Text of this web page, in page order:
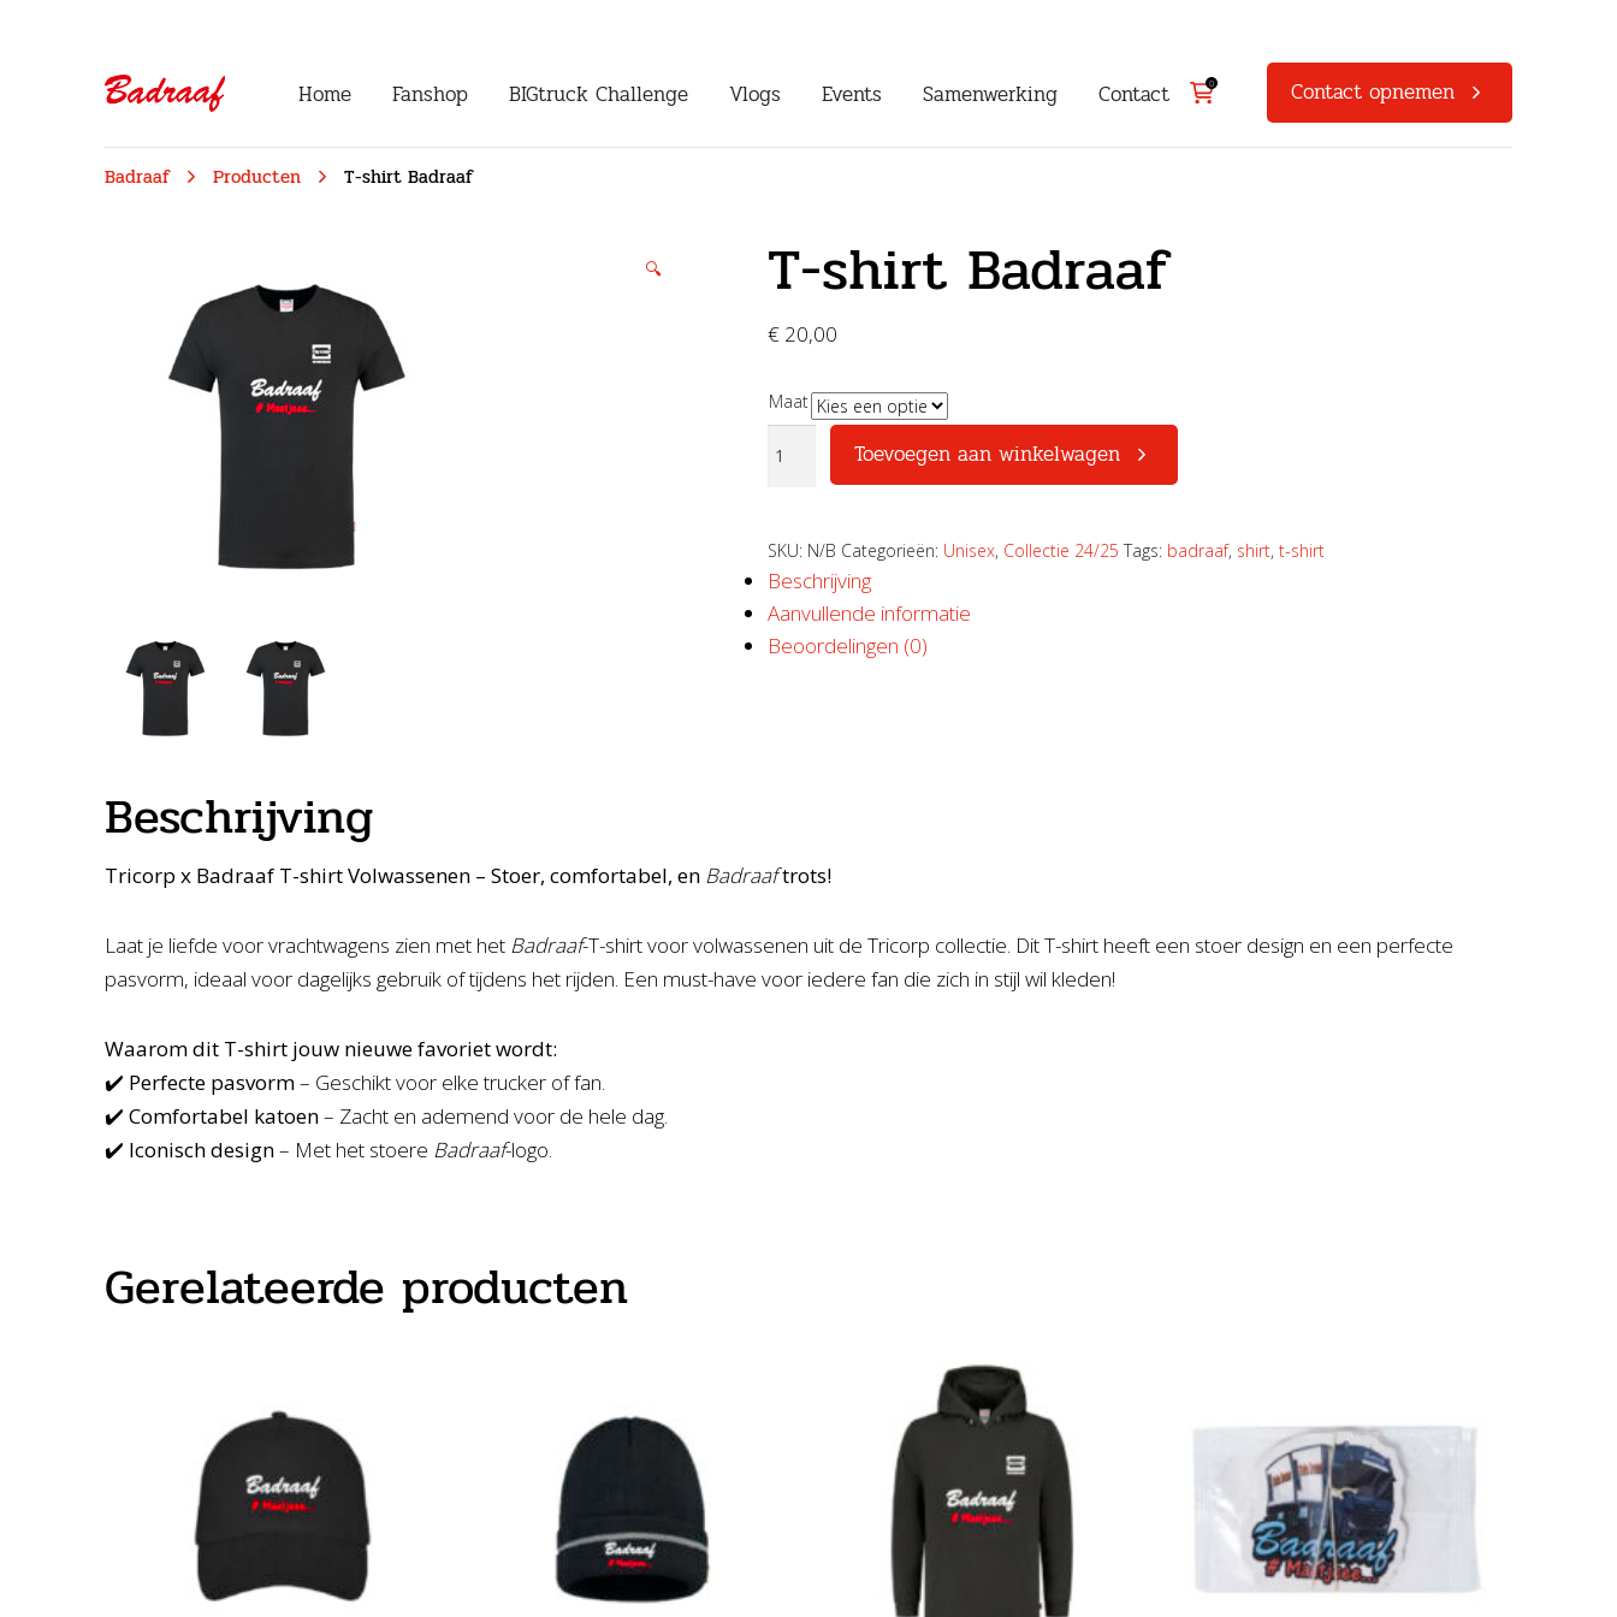
Home Fanshop BIGtruck Challenge Vlogs Events Samenwerking Contact 0 Contact opnemen
Badraaf Producten T-shirt Badraaf
🔍 T-shirt Badraaf
€20,00
Maat
shirt
Toevoegen aan winkelwagen
SKU: N/B Categorieën: Unisex, Collectie 24/25 Tags: badraaf, shirt, t-shirt
Beschrijving
Aanvullende informatie
Beoordelingen (0)
Beschrijving
Tricorp x Badraaf T-shirt Volwassenen – Stoer, comfortabel, en Badraaftrots!
Laat je liefde voor vrachtwagens zien met het Badraaf-T-shirt voor volwassenen uit de Tricorp collectie. Dit T-shirt heeft een stoer design en een perfecte
pasvorm, ideaal voor dagelijks gebruik of tijdens het rijden. Een must-have voor iedere fan die zich in stijl wil kleden!
Waarom dit T-shirt jouw nieuwe favoriet wordt:
✔️ Perfecte pasvorm– Geschikt voor elke trucker of fan.
✔️ Comfortabel katoen– Zacht en ademend voor de hele dag.
✔️ Iconisch design– Met het stoere Badraaf-logo.
Gerelateerde producten